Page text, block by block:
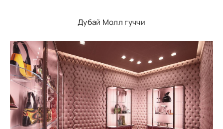
Дубай Молл гуччи